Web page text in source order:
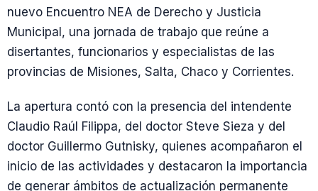
nuevo Encuentro NEA de Derecho y Justicia
Municipal, una jornada de trabajo que reúne a
disertantes, funcionarios y especialistas de las
provincias de Misiones, Salta, Chaco y Corrientes.
La apertura contó con la presencia del intendente
Claudio Raúl Filippa, del doctor Steve Sieza y del
doctor Guillermo Gutnisky, quienes acompañaron el
inicio de las actividades y destacaron la importancia
de generar ámbitos de actualización permanente